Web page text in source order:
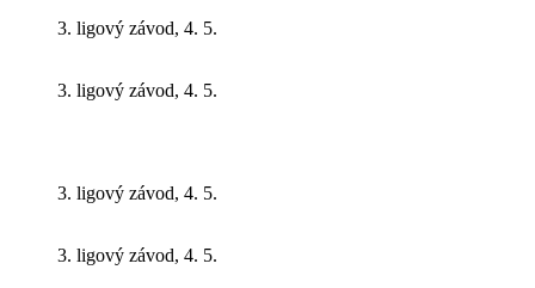
3. ligový závod, 4. 5.
3. ligový závod, 4. 5.
3. ligový závod, 4. 5.
3. ligový závod, 4. 5.